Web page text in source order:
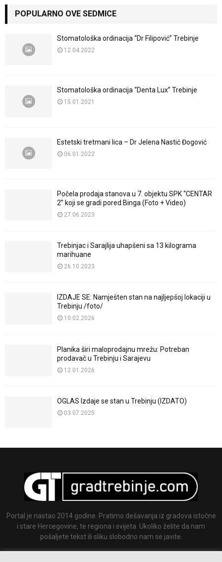
POPULARNO OVE SEDMICE
Stomatološka ordinacija “Dr Filipović” Trebinje
12.04.2022
Stomatološka ordinacija “Denta Lux” Trebinje
15.01.2021
Estetski tretmani lica – Dr Jelena Nastić Đogović
06.01.2022
Počela prodaja stanova u 7. objektu SPK “CENTAR
2” koji se gradi pored Binga (Foto + Video)
27.06.2023
Trebinjac i Sarajlija uhapšeni sa 13 kilograma
marihuane
26.10.2023
IZDAJE SE: Namješten stan na najljepšoj lokaciji u
Trebinju /foto/
10.02.2026
Planika širi maloprodajnu mrežu: Potreban
prodavač u Trebinju i Sarajevu
12.01.2026
OGLAS Izdaje se stan u Trebinju (IZDATO)
03.07.2025
Portal je nastao 2014 godine. Pratimo dešavanja iz gradova istočne
i stare Hercegovine, te regiona i svijeta. Ukoliko želite da nam
pošaljete tekst ili sliku slobodno nam se javite.